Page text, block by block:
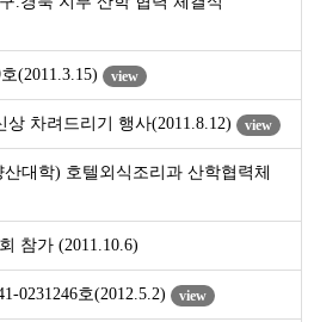
(2011.3.15) view
차려드리기 행사(2011.8.12) view
대학) 호텔외식조리과 산학협력체
참가 (2011.10.6)
0231246호(2012.5.2) view